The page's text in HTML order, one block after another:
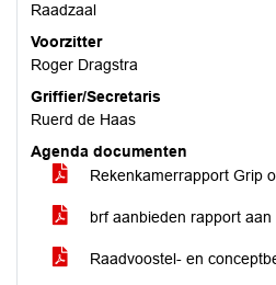
Raadzaal
Voorzitter
Roger Dragstra
Griffier/Secretaris
Ruerd de Haas
Agenda documenten
Rekenkamerrapport Grip
brf aanbieden rapport aan
Raadvoostel- en